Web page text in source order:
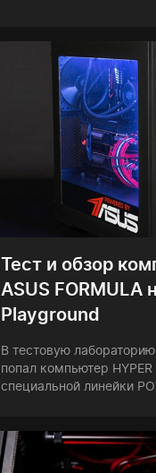
Тест и обзор
ASUS FORMULA
Playground
В тестовую
попал компьютер
специальной линейки